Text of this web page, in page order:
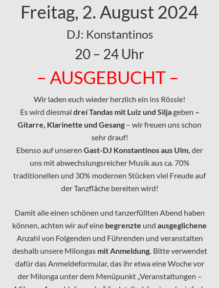
Freitag, 2. August 2024
DJ: Konstantinos
20 – 24 Uhr
– AUSGEBUCHT –
Wir laden euch wieder herzlich ein ins Rössle!
Es wird diesmal drei Tandas mit Luiz und Siljageben –
Gitarre, Klarinette und Gesang – wir freuen uns schon
sehr drauf!
Ebenso auf unseren Gast-DJ Konstantinos aus Ulm, der
uns mit abwechslungsreicher Musik aus ca. 70%
traditionellen und 30% modernen Stücken viel Freude auf
der Tanzfläche bereiten wird!
Damit alle einen schönen und tanzerfüllten Abend haben
können, achten wir auf eine begrenzte und ausgeglichene
Anzahl von Folgenden und Führenden und veranstalten
deshalb unsere Milongas mit Anmeldung. Bitte verwendet
dafür das Anmeldeformular, das ihr etwa eine Woche vor
der Milonga unter dem Menüpunkt „Veranstaltungen –